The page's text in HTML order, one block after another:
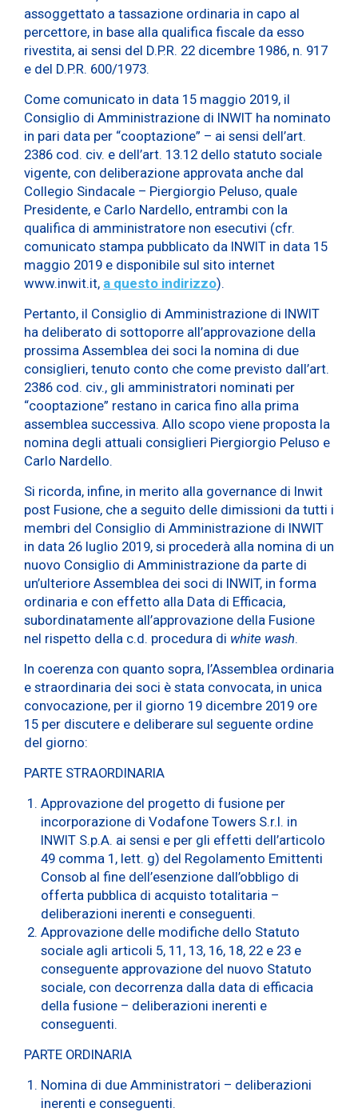
assoggettato a tassazione ordinaria in capo al
percettore, in base alla qualifica fiscale da esso
rivestita, ai sensi del D.P.R. 22 dicembre 1986, n. 917
e del D.P.R. 600/1973.
Come comunicato in data 15 maggio 2019, il
Consiglio di Amministrazione di INWIT ha nominato
in pari data per “cooptazione” – ai sensi dell’art.
2386 cod. civ. e dell’art. 13.12 dello statuto sociale
vigente, con deliberazione approvata anche dal
Collegio Sindacale – Piergiorgio Peluso, quale
Presidente, e Carlo Nardello, entrambi con la
qualifica di amministratore non esecutivi (cfr.
comunicato stampa pubblicato da INWIT in data 15
maggio 2019 e disponibile sul sito internet
www.inwit.it, a questo indirizzo).
Pertanto, il Consiglio di Amministrazione di INWIT
ha deliberato di sottoporre all’approvazione della
prossima Assemblea dei soci la nomina di due
consiglieri, tenuto conto che come previsto dall’art.
2386 cod. civ., gli amministratori nominati per
“cooptazione” restano in carica fino alla prima
assemblea successiva. Allo scopo viene proposta la
nomina degli attuali consiglieri Piergiorgio Peluso e
Carlo Nardello.
Si ricorda, infine, in merito alla governance di Inwit
post Fusione, che a seguito delle dimissioni da tutti i
membri del Consiglio di Amministrazione di INWIT
in data 26 luglio 2019, si procederà alla nomina di un
nuovo Consiglio di Amministrazione da parte di
un’ulteriore Assemblea dei soci di INWIT, in forma
ordinaria e con effetto alla Data di Efficacia,
subordinatamente all’approvazione della Fusione
nel rispetto della c.d. procedura di white wash.
In coerenza con quanto sopra, l’Assemblea ordinaria
e straordinaria dei soci è stata convocata, in unica
convocazione, per il giorno 19 dicembre 2019 ore
15 per discutere e deliberare sul seguente ordine
del giorno:
PARTE STRAORDINARIA
Approvazione del progetto di fusione per
incorporazione di Vodafone Towers S.r.l. in
INWIT S.p.A. ai sensi e per gli effetti dell’articolo
49 comma 1, lett. g) del Regolamento Emittenti
Consob al fine dell’esenzione dall’obbligo di
offerta pubblica di acquisto totalitaria –
deliberazioni inerenti e conseguenti.
Approvazione delle modifiche dello Statuto
sociale agli articoli 5, 11, 13, 16, 18, 22 e 23 e
conseguente approvazione del nuovo Statuto
sociale, con decorrenza dalla data di efficacia
della fusione – deliberazioni inerenti e
conseguenti.
PARTE ORDINARIA
Nomina di due Amministratori – deliberazioni
inerenti e conseguenti.